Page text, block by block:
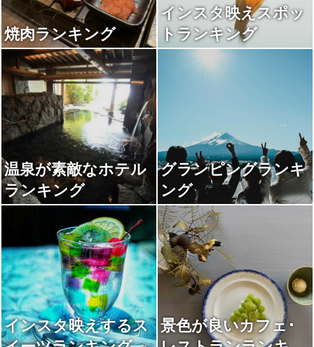
焼肉ランキング
インスタ映えスポッ
トランキング
温泉が素敵なホテル
ランキング
グランピングランキ
ング
インスタ映えするス
景色が良いカフェ･